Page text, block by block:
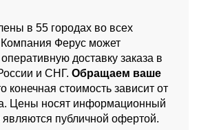
в 55 городах во всех
Ферус может
доставку заказа в
и СНГ. Обращаем ваше
конечная стоимость зависит от
Цены носят информационный
являются публичной офертой.